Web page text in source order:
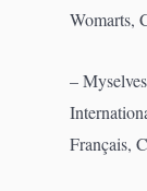
Womarts,
–
Français,